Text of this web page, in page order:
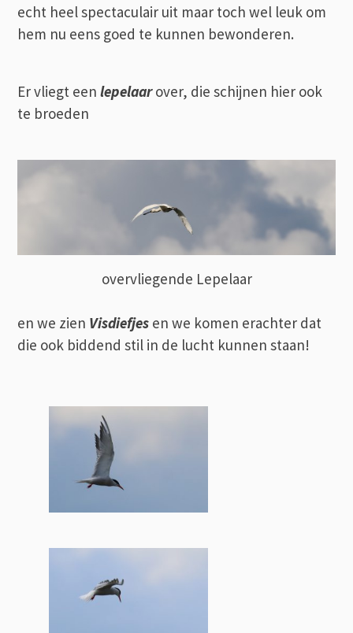
echt heel spectaculair uit maar toch wel leuk om
hem nu eens goed te kunnen bewonderen.
Er vliegt een lepelaarover, die schijnen hier ook
te broeden
overvliegende Lepelaar
en we zien Visdiefjes en we komen erachter dat
die ook biddend stil in de lucht kunnen staan!